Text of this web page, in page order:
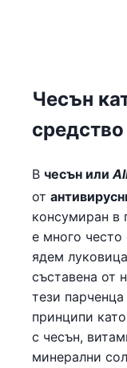
Чесън
средство
В чесън или
от
консумиран в
е много
ядем
съставена от
тези
принципи
с чесън,
минерални